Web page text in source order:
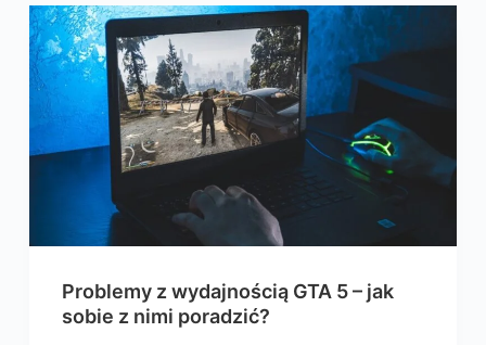
Problemy z wydajnością GTA 5 – jak
sobie z nimi poradzić?